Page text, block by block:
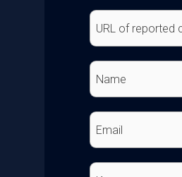
URL of reported
Name
Email